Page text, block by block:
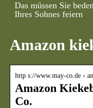
Das müssen Sie
Ihres Sohnes feiern
Amazon
http s://www.may-co.de ›
Amazon
Co.